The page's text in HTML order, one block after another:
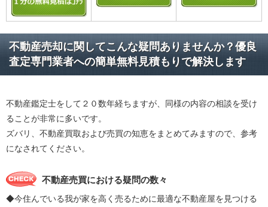
不動産売却に関してこんな疑問ありませんか？優良
査定専門業者への簡単無料見積もりで解決します
不動産鑑定士をして２０数年経ちますが、同様の内容の相談を受け
ることが非常に多いです。
ズバリ、不動産買取および売買の知恵をまとめてみますので、参考
になされてください。
不動産売買における疑問の数々
◆今住んでいる我が家を高く売るために最適な不動産屋を見つける